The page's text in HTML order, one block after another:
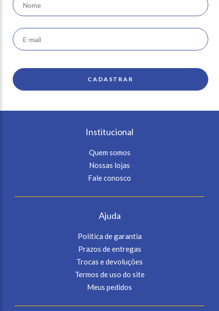
Institucional
Quem somos
Nossas lojas
Fale conosco
Ajuda
Política de garantia
Prazos de entregas
Trocas e devoluções
Termos de uso do site
Meus pedidos